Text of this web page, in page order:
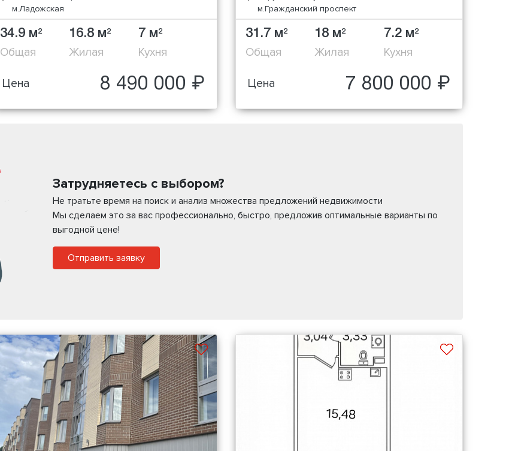
м.Ладожская
34.9 м2
Общая
16.8 м2
Жилая
7 м2
Кухня
Цена 8 490 000 ₽
м.Гражданский проспект
31.7 м2
Общая
18 м2
Жилая
7.2 м2
Кухня
Цена 7 800 000 ₽
Затрудняетесь с выбором?
Не тратьте время на поиск и анализ множества предложений недвижимости
Мы сделаем это за вас профессионально, быстро, предложив оптимальные варианты по
выгодной цене!
Отправить заявку